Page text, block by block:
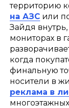
территорию
на АЗС или
Зайдя
мониторах в
когда
финальную
носители в
реклама в